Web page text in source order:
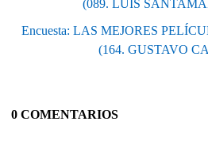
(089. LUIS
Encuesta: LAS MEJORES
(164. GUSTAVO
0 COMENTARIOS